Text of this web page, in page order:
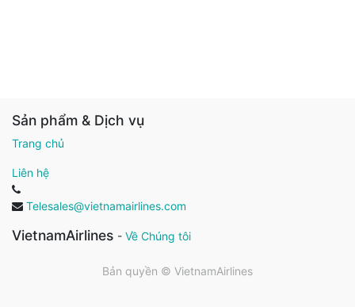
Sản phẩm & Dịch vụ
Trang chủ
Liên hệ
Telesales@vietnamairlines.com
VietnamAirlines - Về Chúng tôi
Bản quyền © VietnamAirlines